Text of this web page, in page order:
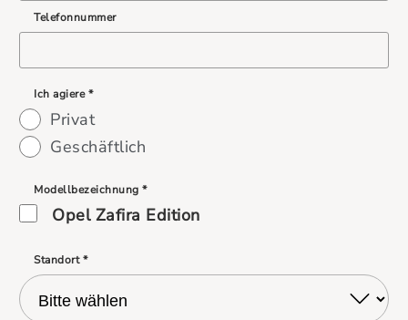
Telefonnummer
Ich agiere *
Privat
Geschäftlich
Modellbezeichnung *
Opel Zafira Edition
Standort *